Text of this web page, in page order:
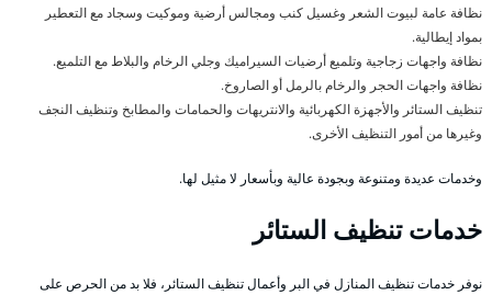
نظافة عامة لبيوت الشعر وغسيل كنب ومجالس أرضية وموكيت وسجاد مع التعطير
بمواد إيطالية.
نظافة واجهات زجاجية وتلميع أرضيات السيراميك وجلي الرخام والبلاط مع التلميع.
نظافة واجهات الحجر والرخام بالرمل أو الصاروخ.
تنظيف الستائر والأجهزة الكهربائية والانتريهات والحمامات والمطابخ وتنظيف النجف
وغيرها من أمور التنظيف الأخرى.
وخدمات عديدة ومتنوعة وبجودة عالية وبأسعار لا مثيل لها.
خدمات تنظيف الستائر
نوفر خدمات تنظيف المنازل في البر وأعمال تنظيف الستائر، فلا بد من الحرص على